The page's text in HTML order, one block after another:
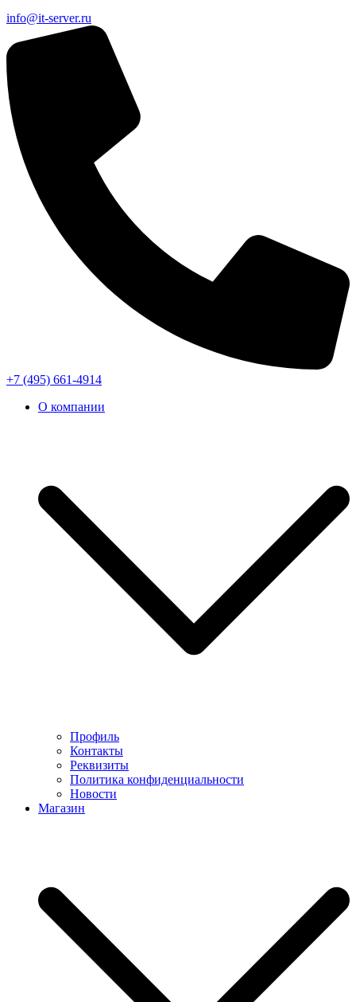
info@it-server.ru
+7 (495) 661-4914
О компании
Профиль
Контакты
Реквизиты
Политика конфиденциальности
Новости
Магазин